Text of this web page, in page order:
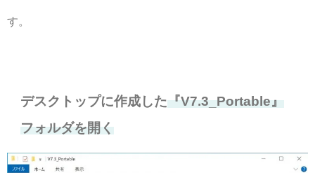
す。
デスクトップに作成した『V7.3_Portable』
フォルダを開く